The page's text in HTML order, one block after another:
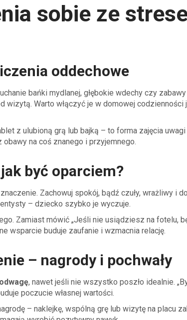
sobie ze
oddechowe
bańki mydlanej, głębokie wdechy czy zabawy
wizytą. Warto włączyć je w domowej
z ulubioną grą lub bajką – to forma zajęcia
obawy na coś znanego i przyjemnego.
być oparciem?
Zachowuj spokój, bądź czuły, wrażliwy i
– dziecko szybko je wyczuje.
Zamiast mówić „Jeśli nie usiądziesz na fotelu,
wsparcie buduje zaufanie i wzmacnia relację.
– nagrody i pochwały
, nawet jeśli nie wszystko poszło idealnie.
poczucie własnej wartości.
– naklejkę, wspólną grę lub wizytę na placu